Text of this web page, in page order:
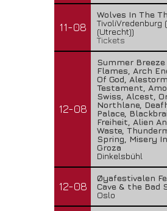
11-08
Wolves In The
TivoliVredenburg
(Utrecht))
Tickets
12-08
Summer
Flames, Arch
Of God,
Testament,
Swiss, Alcest,
Northlane,
Palace,
Freiheit, Alien
Waste,
Spring, Misery
Groza
Dinkelsbühl
12-08
Øyafestivalen
Cave & the Bad
Oslo